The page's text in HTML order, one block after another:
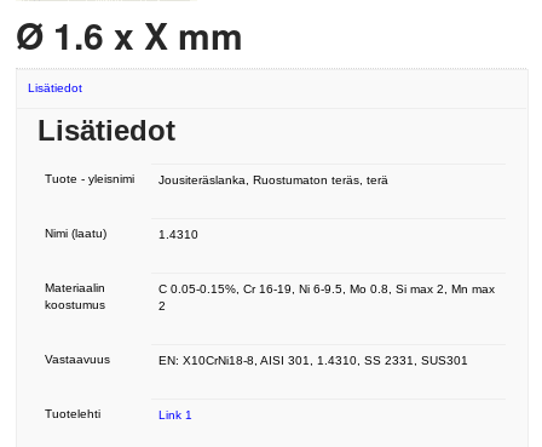
Ø 1.6 x X mm
Lisätiedot
Lisätiedot
Tuote - yleisnimi Jousiteräslanka, Ruostumaton teräs, terä
Nimi (laatu) 1.4310
Materiaalin
koostumus
C 0.05-0.15%, Cr 16-19, Ni 6-9.5, Mo 0.8, Si max 2, Mn max
2
Vastaavuus EN: X10CrNi18-8, AISI 301, 1.4310, SS 2331, SUS301
Tuotelehti Link 1